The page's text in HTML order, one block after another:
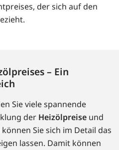
der sich auf den
– Ein
Sie viele spannende
der Heizölpreise und
Sie sich im Detail das
lassen. Damit können